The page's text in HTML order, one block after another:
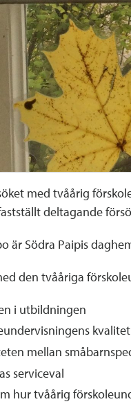
med tvåårig
deltagande
är Södra Paipis
den tvååriga
i utbildningen
mellan
serviceval
hur tvåårig